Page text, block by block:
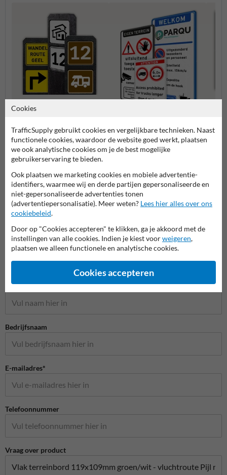
informatiebordjes
Entree- en toegangsborden
Stel je vraag aan Scheepvaartbord.nl
Naam*
Bedrijfsnaam
E-mailadres*
Telefoonnummer
Vraag over product
Cookies
TrafficSupply gebruikt cookies en vergelijkbare technieken. Naast
functionele cookies, waardoor de website goed werkt, plaatsen
we ook analytische cookies om je de best mogelijke
gebruikerservaring te bieden.
Ook plaatsen we marketing cookies en mobiele advertentie-
identifiers, waarmee wij en derde partijen gepersonaliseerde en
niet-gepersonaliseerde advertenties tonen
(advertentiepersonalisatie). Meer weten? Lees hier alles over ons
cookiebeleid.
Door op "Cookies accepteren" te klikken, ga je akkoord met de
instellingen van alle cookies. Indien je kiest voorweigeren,
plaatsen we alleen functionele en analytische cookies.
Cookies accepteren